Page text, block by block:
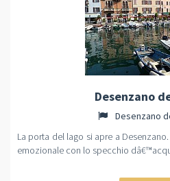
Desenzano
Desenzano
La porta del lago si apre a
emozionale con lo specchio